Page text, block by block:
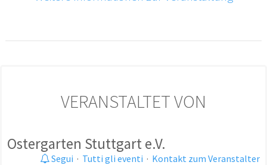
VERANSTALTET VON
Ostergarten Stuttgart e.V.
Segui · Tutti gli eventi · Kontakt zum Veranstalter